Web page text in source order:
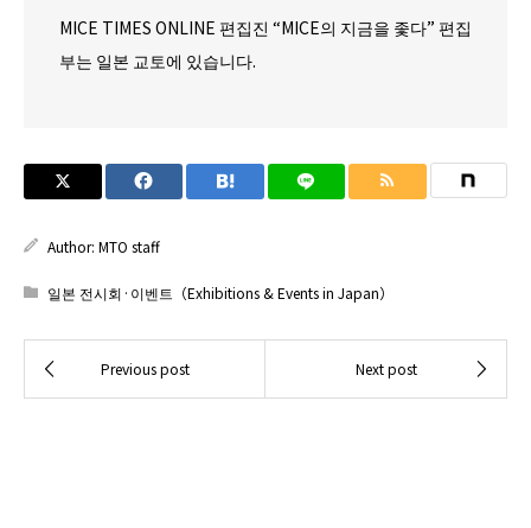
MICE TIMES ONLINE 편집진 “MICE의 지금을 좇다” 편집
부는 일본 교토에 있습니다.
Author: MTO staff
일본 전시회·이벤트（Exhibitions & Events in Japan）